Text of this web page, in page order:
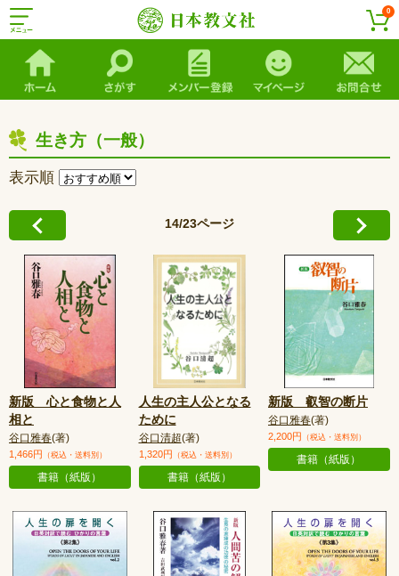
0
生き方（一般）
表示順
14/23ページ
新版 心と食物と人
相と
谷口雅春(著)
1,466円 （税込・送料別）
書籍（紙版）
人生の主人公となる
ために
谷口清超(著)
1,320円 （税込・送料別）
書籍（紙版）
新版 叡智の断片
谷口雅春(著)
2,200円 （税込・送料別）
書籍（紙版）